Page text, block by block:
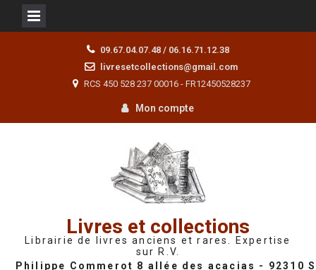
09.67.04.07.48 / 06.16.71.12.38
livresetcollections@gmail.com
RCS 450 528 237 00016 - FR12450528237
Mon compte
Livres et collections
Librairie de livres anciens et rares. Expertise
sur R.V.